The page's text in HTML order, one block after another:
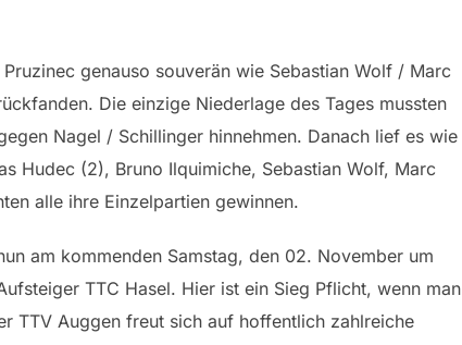
genauso souverän wie Sebastian Wolf / Marc
Die einzige Niederlage des Tages mussten
Nagel / Schillinger hinnehmen. Danach lief es wie
Hudec (2), Bruno Ilquimiche, Sebastian Wolf, Marc
alle ihre Einzelpartien gewinnen.
am kommenden Samstag, den 02. November um
TTC Hasel. Hier ist ein Sieg Pflicht, wenn man
TTV Auggen freut sich auf hoffentlich zahlreiche